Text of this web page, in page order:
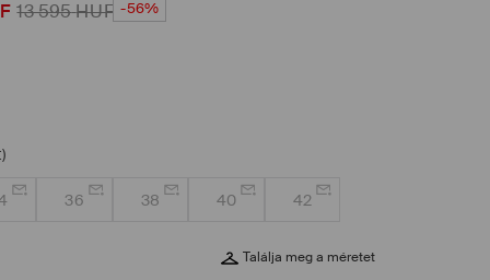
13 595HUF -56%
36 38 40 42
Találja meg a méretet